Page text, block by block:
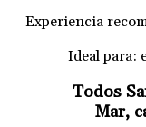
Experiencia
Ideal para:
Todos
Mar,